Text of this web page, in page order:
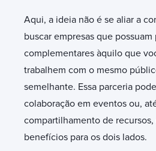
Aqui, a ideia não é se aliar a
buscar empresas que
complementares àquilo que
trabalhem com o mesmo
semelhante. Essa parceria
colaboração em eventos ou,
compartilhamento de
benefícios para os dois lados.